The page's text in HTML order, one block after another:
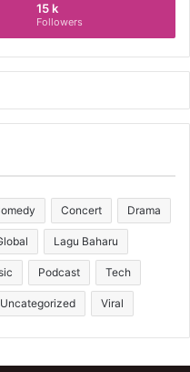
15 k
Followers
Concert Drama
Lagu Baharu
Podcast Tech
Uncategorized Viral